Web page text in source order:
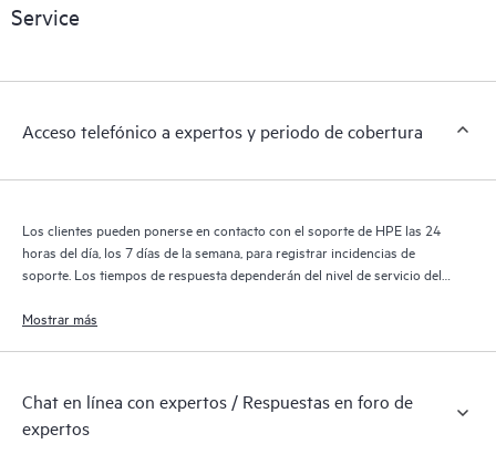
de HPE cubiertos por el servicio HPE Tech Care. Los clientes
distintos productos instalados en sus entornos y cómo
permiten a los clientes realizar determinadas actividades sin
proporcionan, además, un portal de recursos de conocimiento
los recursos de HPE, que impulsan la excelencia de las
operaciones y optimizan el rendimiento, del extremo a la nube.
Service
Acceso telefónico a expertos y periodo de cobertura
Los clientes pueden ponerse en contacto con el soporte de HPE las 24
horas del día, los 7 días de la semana, para registrar incidencias de
soporte. Los tiempos de respuesta dependerán del nivel de servicio del
Mostrar más
Chat en línea con expertos / Respuestas en foro de
expertos